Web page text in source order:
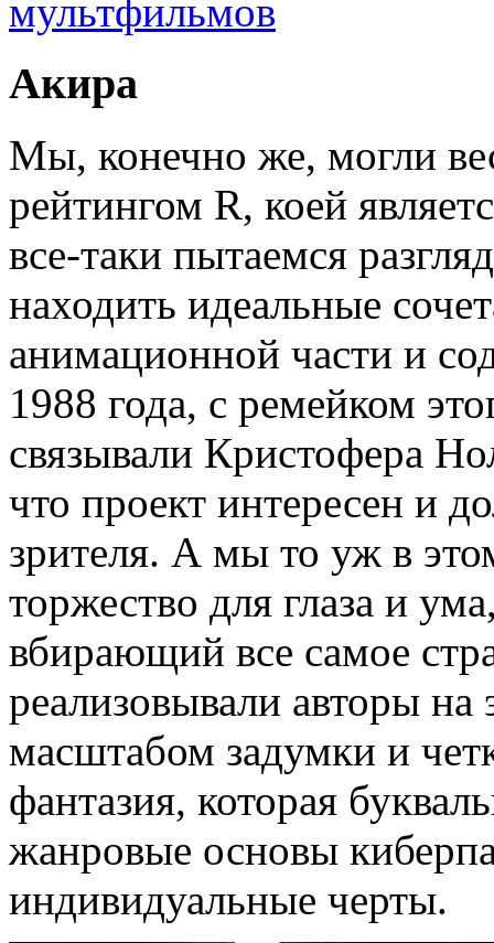
Акира
Мы, конечно же, могли
рейтингом R, коей
все-таки пытаемся
находить идеальные
анимационной части и
1988 года, с ремейком
связывали Кристофера
что проект интересен и
зрителя. А мы то уж в
торжество для глаза и
вбирающий все самое
реализовывали авторы
масштабом задумки и
фантазия, которая
жанровые основы
индивидуальные черты.